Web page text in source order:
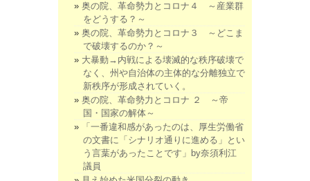
奥の院、革命勢力とコロナ４ ～産業群
をどうする？～
奥の院、革命勢力とコロナ３ ～どこま
で破壊するのか？～
大暴動→内戦による壊滅的な秩序破壊で
なく、州や自治体の主体的な分離独立で
新秩序が形成されていく。
奥の院、革命勢力とコロナ ２ ～帝
国・国家の解体～
「一番違和感があったのは、厚生労働省
の文書に「シナリオ通りに進める」とい
う言葉があったことです」by奈須利江
議員